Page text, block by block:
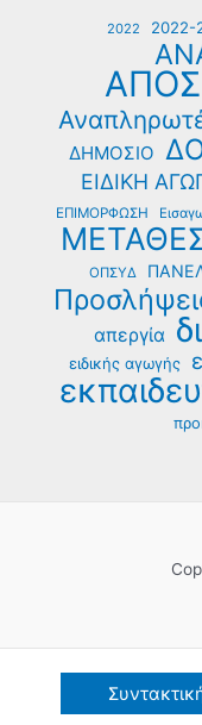
2022 2022-
ΔΗΜΟΣΙΟ
ΕΙΔΙΚΗ
ΕΠΙΜΟΡΦΩΣΗ
ΟΠΣΥΔ
απεργία
ειδικής αγωγής